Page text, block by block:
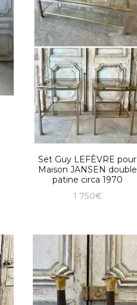
Set Guy LEFÈVRE pour
Maison JANSEN double
patine circa 1970
1 750€